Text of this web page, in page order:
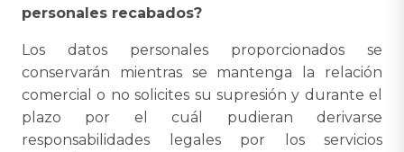
personales recabados?
Los datos personales proporcionados se
conservarán mientras se mantenga la relación
comercial o no solicites su supresión y durante el
plazo por el cuál pudieran derivarse
responsabilidades legales por los servicios